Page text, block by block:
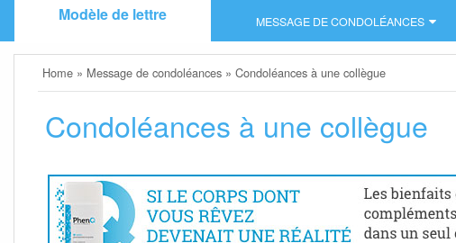
Modèle de lettre MESSAGE DE CONDOLÉANCES
Home » Message de condoléances »Condoléances à une collègue
Condoléances à une collègue